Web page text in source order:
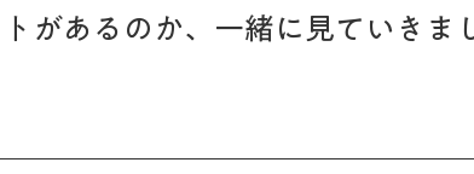
があるのか、一緒に見ていきま